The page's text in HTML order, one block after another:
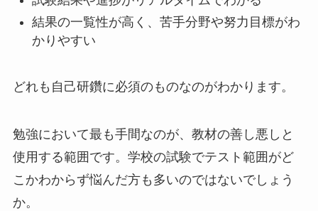
結果の一覧性が高く、苦手分野や努力目標がわ
かりやすい
どれも自己研鑽に必須のものなのがわかります。
勉強において最も手間なのが、教材の善し悪しと
使用する範囲です。学校の試験でテスト範囲がど
こかわからず悩んだ方も多いのではないでしょう
か。